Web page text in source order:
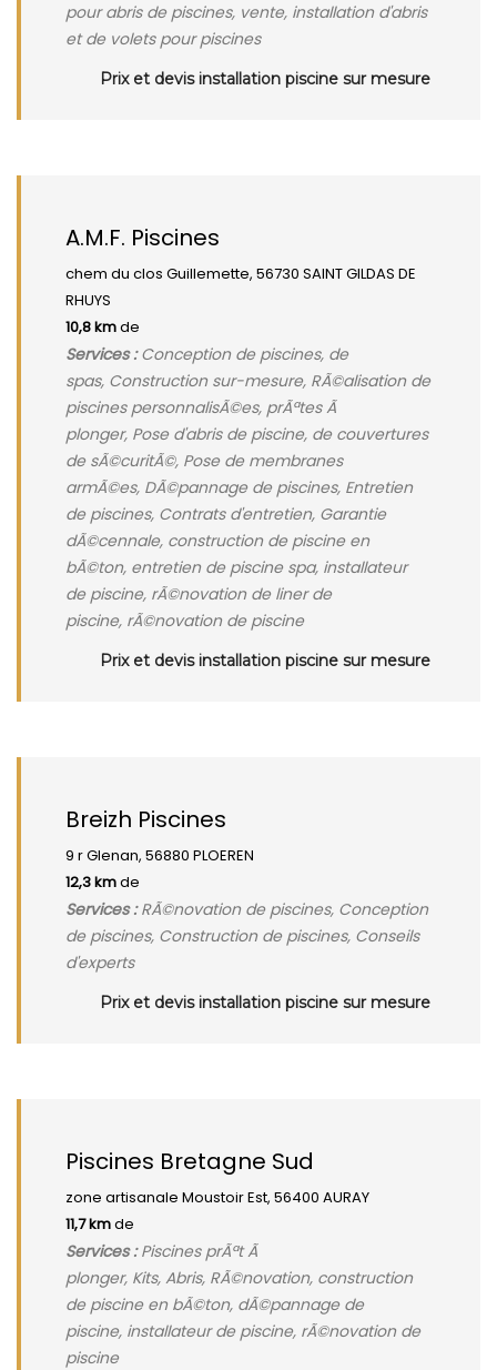
pour abris de piscines, vente, installation d'abris
et de volets pour piscines
Prix et devis installation piscine sur mesure
A.M.F. Piscines
chem du clos Guillemette, 56730 SAINT GILDAS DE
RHUYS
10,8 kmde
Services :Conception de piscines, de
spas, Construction sur-mesure, RÃ©alisation de
piscines personnalisÃ©es, prÃªtes Ã
plonger, Pose d'abris de piscine, de couvertures
de sÃ©curitÃ©, Pose de membranes
armÃ©es, DÃ©pannage de piscines, Entretien
de piscines, Contrats d'entretien, Garantie
dÃ©cennale, construction de piscine en
bÃ©ton, entretien de piscine spa, installateur
de piscine, rÃ©novation de liner de
piscine, rÃ©novation de piscine
Prix et devis installation piscine sur mesure
Breizh Piscines
9 r Glenan, 56880 PLOEREN
12,3 kmde
Services :RÃ©novation de piscines, Conception
de piscines, Construction de piscines, Conseils
d'experts
Prix et devis installation piscine sur mesure
Piscines Bretagne Sud
zone artisanale Moustoir Est, 56400 AURAY
11,7 kmde
Services :Piscines prÃªt Ã
plonger, Kits, Abris, RÃ©novation, construction
de piscine en bÃ©ton, dÃ©pannage de
piscine, installateur de piscine, rÃ©novation de
piscine